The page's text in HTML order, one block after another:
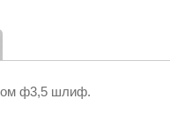
ф3,5 шлиф.